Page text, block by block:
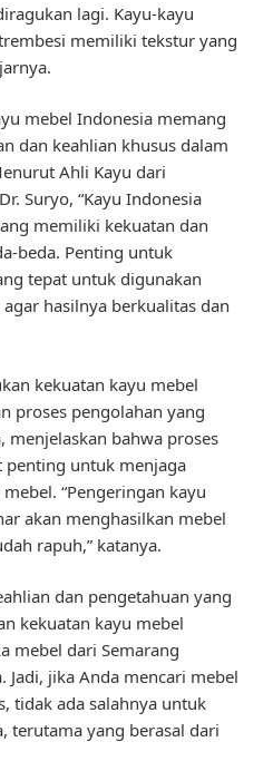
lagi. Kayu-kayu
memiliki tekstur yang
mebel Indonesia memang
dan keahlian khusus dalam
Ahli Kayu dari
Suryo, “Kayu Indonesia
memiliki kekuatan dan
beda. Penting untuk
tepat untuk digunakan
hasilnya berkualitas dan
kekuatan kayu mebel
proses pengolahan yang
menjelaskan bahwa proses
penting untuk menjaga
“Pengeringan kayu
akan menghasilkan mebel
rapuh,” katanya.
dan pengetahuan yang
kekuatan kayu mebel
mebel dari Semarang
Jadi, jika Anda mencari mebel
tidak ada salahnya untuk
terutama yang berasal dari